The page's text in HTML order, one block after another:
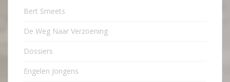
Bert Smeets
De Weg Naar Verzoening
Dossiers
Engelen Jongens